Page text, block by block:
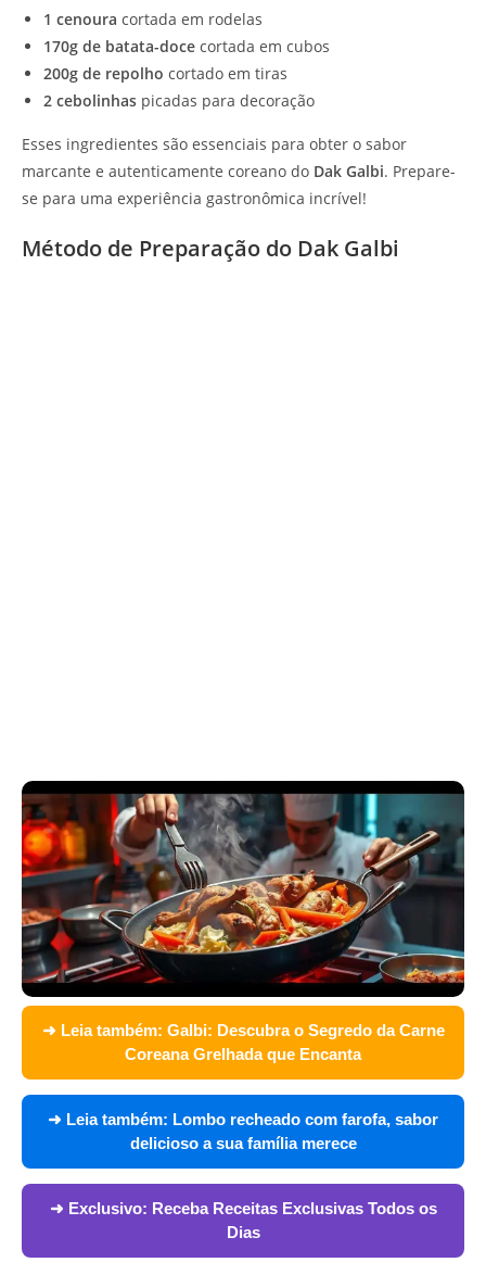
1 cenoura cortada em rodelas
170g de batata-doce cortada em cubos
200g de repolho cortado em tiras
2 cebolinhas picadas para decoração
Esses ingredientes são essenciais para obter o sabor
marcante e autenticamente coreano do Dak Galbi. Prepare-
se para uma experiência gastronômica incrível!
Método de Preparação do Dak Galbi
➜ Leia também: Galbi: Descubra o Segredo da Carne
Coreana Grelhada que Encanta
➜ Leia também: Lombo recheado com farofa, sabor
delicioso a sua família merece
➜ Exclusivo: Receba Receitas Exclusivas Todos os
Dias